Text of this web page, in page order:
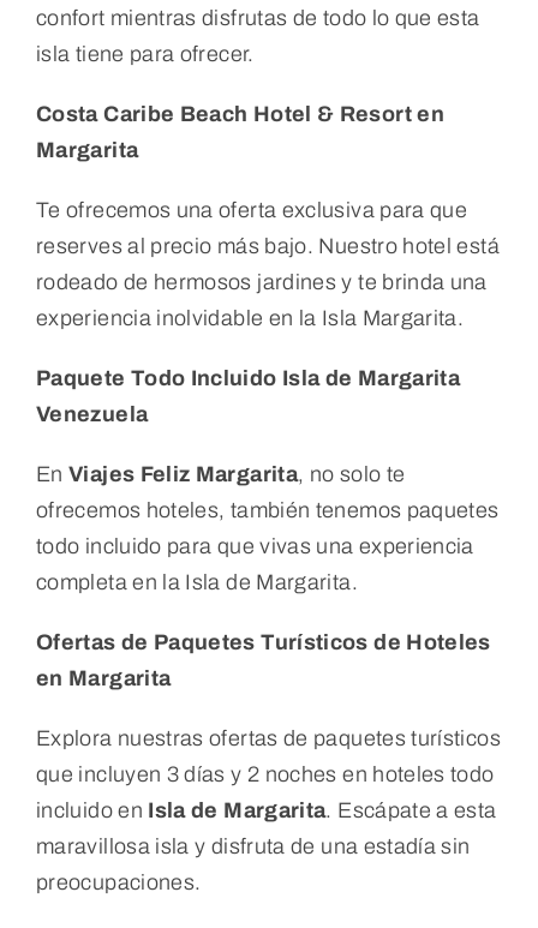
confort mientras disfrutas de todo lo que esta
isla tiene para ofrecer.
Costa Caribe Beach Hotel & Resort en
Margarita
Te ofrecemos una oferta exclusiva para que
reserves al precio más bajo. Nuestro hotel está
rodeado de hermosos jardines y te brinda una
experiencia inolvidable en la Isla Margarita.
Paquete Todo Incluido Isla de Margarita
Venezuela
EnViajes Feliz Margarita, no solo te
ofrecemos hoteles, también tenemos paquetes
todo incluido para que vivas una experiencia
completa en la Isla de Margarita.
Ofertas de Paquetes Turísticos de Hoteles
en Margarita
Explora nuestras ofertas de paquetes turísticos
que incluyen 3 días y 2 noches en hoteles todo
incluido en Isla de Margarita. Escápate a esta
maravillosa isla y disfruta de una estadía sin
preocupaciones.